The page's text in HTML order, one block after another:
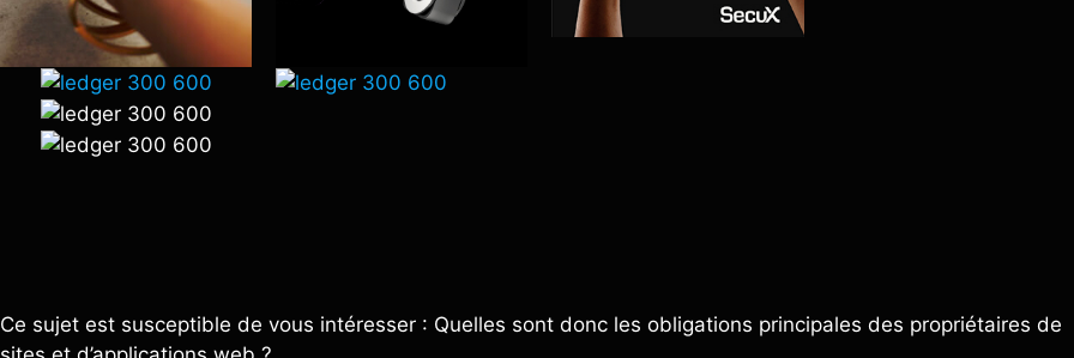
Ce sujet est susceptible de vous intéresser : Quelles sont donc les obligations principales des propriétaires de